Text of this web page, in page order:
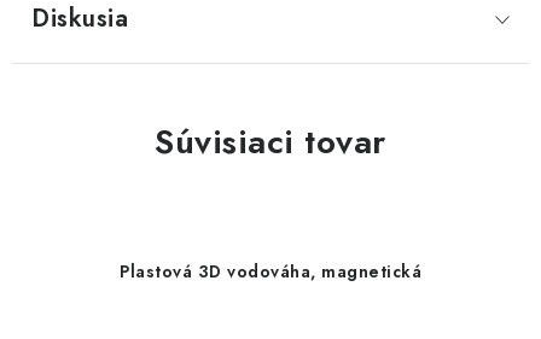
Diskusia
Súvisiaci tovar
Plastová 3D vodováha, magnetická